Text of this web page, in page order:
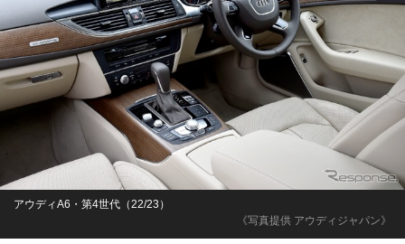
《写真提供 アウディジャパン》
アウディA6・第4世代（22/23）